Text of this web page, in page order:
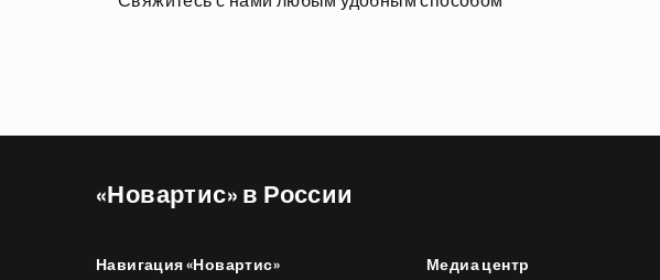
«Новартис» в России
Навигация «Новартис» Медиа центр